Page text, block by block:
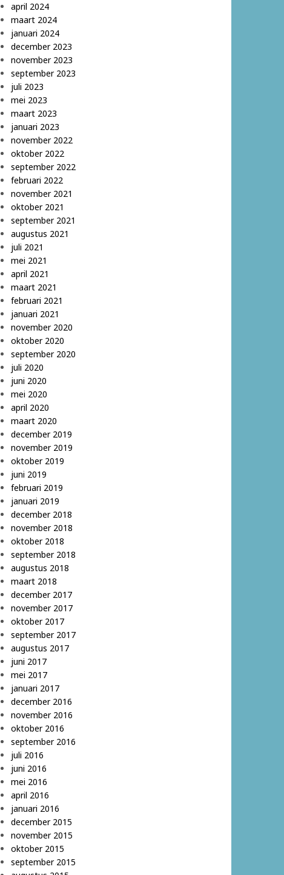
april 2024
maart 2024
januari 2024
december 2023
november 2023
september 2023
juli 2023
mei 2023
maart 2023
januari 2023
november 2022
oktober 2022
september 2022
februari 2022
november 2021
oktober 2021
september 2021
augustus 2021
juli 2021
mei 2021
april 2021
maart 2021
februari 2021
januari 2021
november 2020
oktober 2020
september 2020
juli 2020
juni 2020
mei 2020
april 2020
maart 2020
december 2019
november 2019
oktober 2019
juni 2019
februari 2019
januari 2019
december 2018
november 2018
oktober 2018
september 2018
augustus 2018
maart 2018
december 2017
november 2017
oktober 2017
september 2017
augustus 2017
juni 2017
mei 2017
januari 2017
december 2016
november 2016
oktober 2016
september 2016
juli 2016
juni 2016
mei 2016
april 2016
januari 2016
december 2015
november 2015
oktober 2015
september 2015